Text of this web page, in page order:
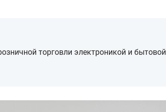
торговли электроникой и бытовой